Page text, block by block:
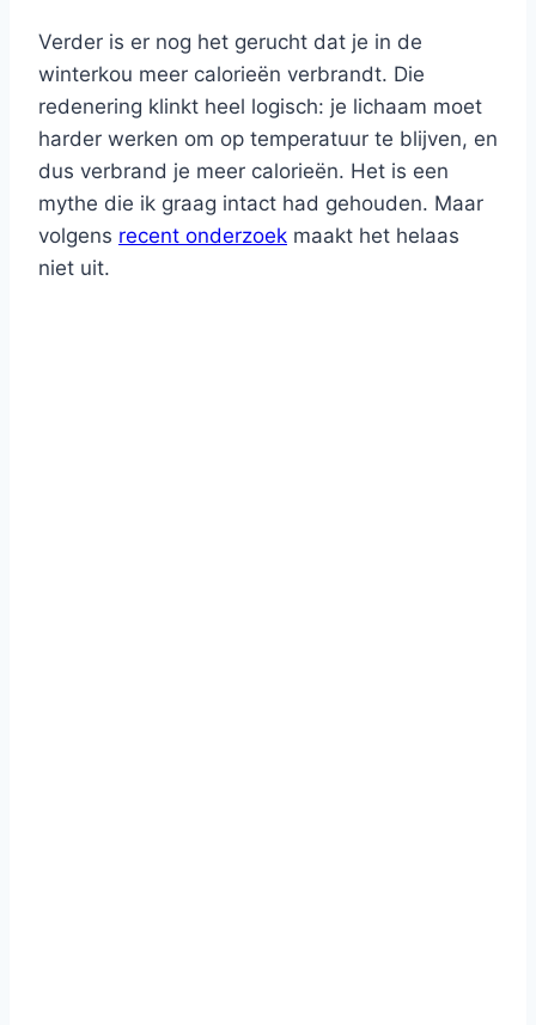
Verder is er nog het gerucht dat je in de
winterkou meer calorieën verbrandt. Die
redenering klinkt heel logisch: je lichaam moet
harder werken om op temperatuur te blijven, en
dus verbrand je meer calorieën. Het is een
mythe die ik graag intact had gehouden. Maar
volgens recent onderzoek maakt het helaas
niet uit.